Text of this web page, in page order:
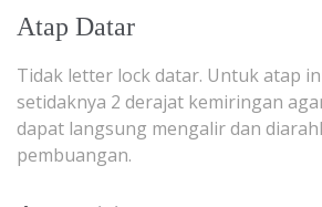
Atap Datar
Tidak letter lock datar. Untuk atap
setidaknya 2 derajat kemiringan
dapat langsung mengalir dan
pembuangan.